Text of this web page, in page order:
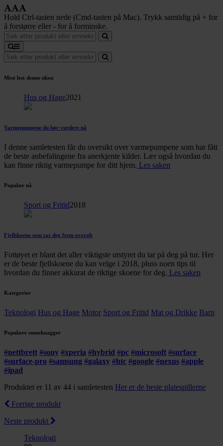
Hold Ctrl-tasten nede (Cmd-tasten på Mac). Trykk samtidig på + for
å forstørre eller - for å forminske.
Mest lest denne uken
Hus og Hage2021
Varmepumpene du bør vurdere nå
I denne samletesten får du oversikt over varmepumpene som har fått
de beste anbefalingene fra anerkjente kilder. Lær også hvordan du
kan finne riktig varmepumpe for ditt hjem. Les saken
Populær nå
Sport og Fritid2018
Fjellskoene som tar deg frem overalt
Fottøyet er blant det aller viktigste utstyret du tar på deg på tur. Her
er de beste fjellskoene du kan velge i 2018, pluss noen tips til
hvordan du finner akkurat de riktige skoene for deg. Les saken
Kategorier
Teknologi Hus og Hage Motor Sport og Fritid Mat og Drikke Barn
Populære emneknagger
#nettbrett #sony #xperia #hybrid #pc #microsoft #surface
#surface-pro #samsung #galaxy #htc #google #nexus #apple
#ipad
Produktet er 11 av 44 i samletesten Her er de beste platespillerne
Forrige produkt
Neste produkt
Teknologi